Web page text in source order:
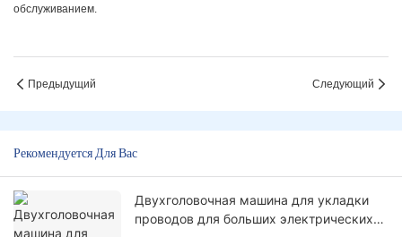
обслуживанием.
Предыдущий Следующий
Рекомендуется Для Вас
Двухголовочная машина для укладки
проводов для больших электрических